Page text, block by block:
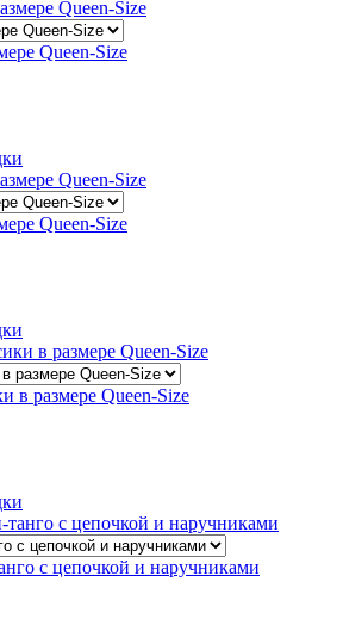
Queen-Size
Queen-Size
в размере Queen-Size
с цепочкой и наручниками